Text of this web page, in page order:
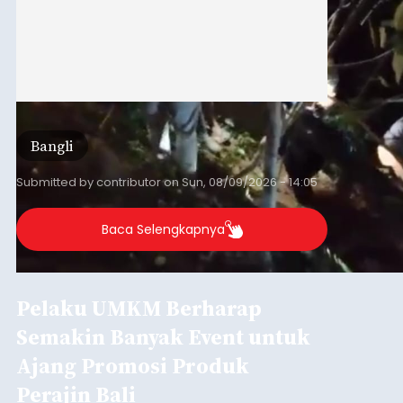
Bangli
Submitted bycontributoron Sun, 08/09/2026 - 14:05
Baca Selengkapnya
Pelaku UMKM Berharap
Semakin Banyak Event untuk
Ajang Promosi Produk
Perajin Bali